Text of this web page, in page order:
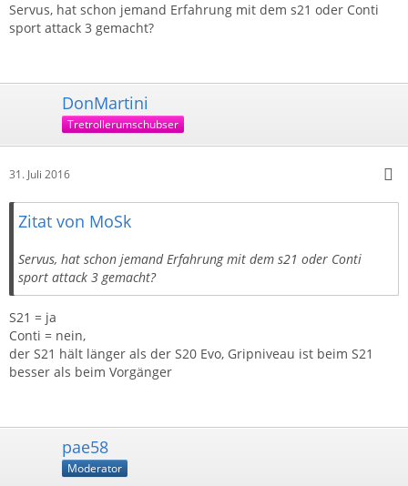
Servus, hat schon jemand Erfahrung mit dem s21 oder Conti
sport attack 3 gemacht?
DonMartini
Tretrollerumschubser
31. Juli 2016
Zitat von MoSk
Servus, hat schon jemand Erfahrung mit dem s21 oder Conti
sport attack 3 gemacht?
S21 = ja
Conti = nein,
der S21 hält länger als der S20 Evo, Gripniveau ist beim S21
besser als beim Vorgänger
pae58
Moderator